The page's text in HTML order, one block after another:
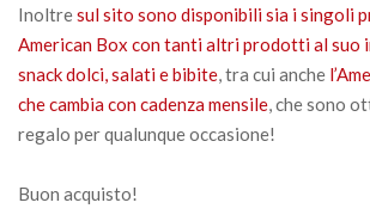
Inoltresul sito sono disponibili sia i singoli
American Box con tanti altri prodotti al suo
snack dolci, salati e bibite, tra cui anche
che cambia con cadenza mensile, che sono
regalo per qualunque occasione!
Buon acquisto!